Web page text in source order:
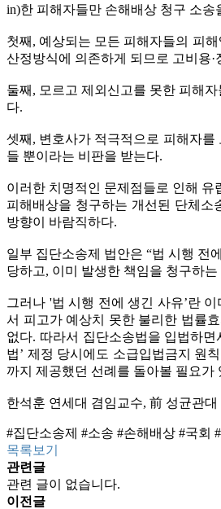
in)한 피해자들만 손해배상 청구 소
첫째, 예상되는 모든 피해자들의 피
산정방식에 의존하게 되므로 고비용
둘째, 모르고 제외신고를 못한 피해
다.
셋째, 변호사가 적극적으로 피해자
들 뿐이라는 비판을 받는다.
이러한 치명적인 문제점들로 인해
피해배상을 청구하는 개선된 단체
방향이 바람직하다.
일부 집단소송제 법안은 “법 시행 전
당하고, 이미 발생한 책임을 청구하
그러나 '법 시행 전에 생긴 사유’란
서 피고가 예상치 못한 불리한 법률
없다. 따라서 집단소송법을 입법하
법’ 제정 당시에도 소급입법금지 원
까지 제공했던 선례를 돌아볼 필요가
한석훈 연세대 겸임교수, 前 성균관
#집단소송제 #소송 #손해배상 #국회
목록보기
관련글
관련 글이 없습니다.
이전글